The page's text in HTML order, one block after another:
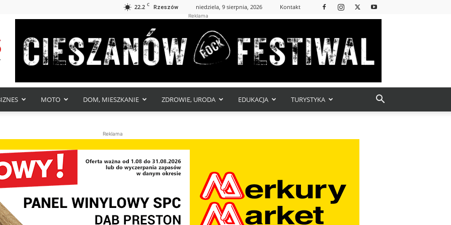
22.2 C Rzeszów niedziela, 9 sierpnia, 2026 Kontakt
Reklama
MOTO DOM, MIESZKANIE ZDROWIE, URODA EDUKACJA TURYSTYKA
Reklama